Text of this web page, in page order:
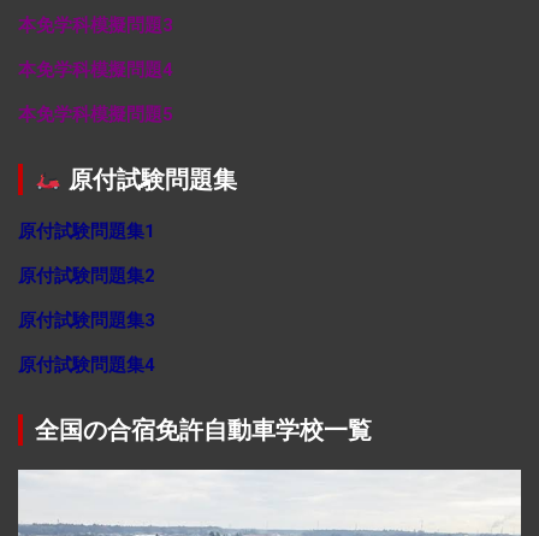
本免学科模擬問題3
本免学科模擬問題4
本免学科模擬問題5
原付試験問題集
原付試験問題集1
原付試験問題集2
原付試験問題集3
原付試験問題集4
全国の合宿免許自動車学校一覧